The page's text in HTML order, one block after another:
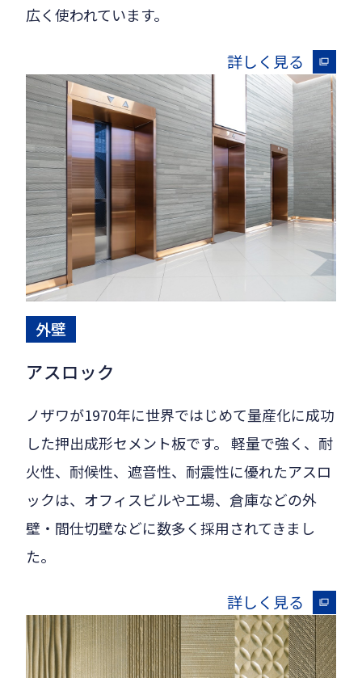
広く使われています。
詳しく見る
外壁
アスロック
ノザワが1970年に世界ではじめて量産化に成功
した押出成形セメント板です。 軽量で強く、耐
火性、耐候性、遮音性、耐震性に優れたアスロ
ックは、オフィスビルや工場、倉庫などの外
壁・間仕切壁などに数多く採用されてきまし
た。
詳しく見る